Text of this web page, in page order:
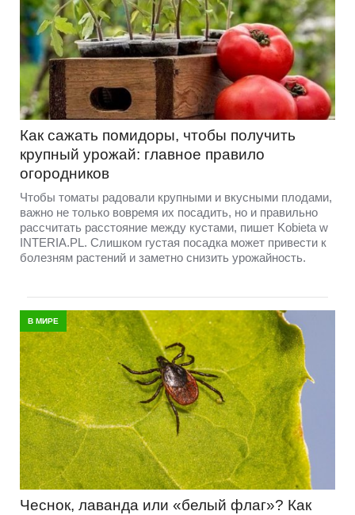
Как сажать помидоры, чтобы получить
крупный урожай: главное правило
огородников
Чтобы томаты радовали крупными и вкусными плодами,
важно не только вовремя их посадить, но и правильно
рассчитать расстояние между кустами, пишет Kobieta w
INTERIA.PL. Слишком густая посадка может привести к
болезням растений и заметно снизить урожайность.
В МИРЕ
Чеснок, лаванда или «белый флаг»? Как